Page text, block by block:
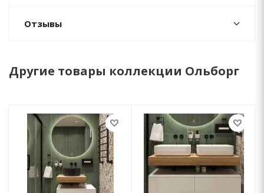
Отзывы
Другие товары коллекции Ольборг